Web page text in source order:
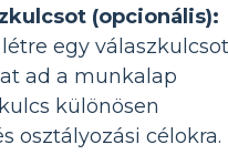
(opcionális):
egy
ad a munkalap
különösen
osztályozási célokra.